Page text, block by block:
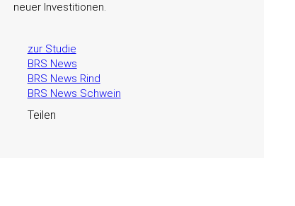
neuer Investitionen.
zur Studie
BRS News
BRS News Rind
BRS News Schwein
Teilen